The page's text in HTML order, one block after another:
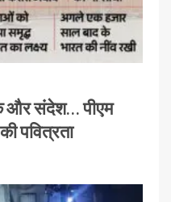
और संदेश… पीएम
पवित्रता